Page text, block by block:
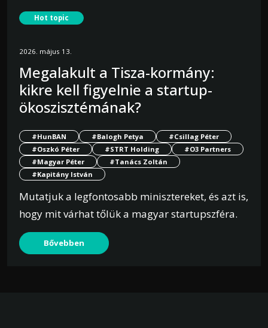
Hot topic
2026. május 13.
Megalakult a Tisza-kormány:
kikre kell figyelnie a startup-
ökoszisztémának?
#HunBAN #Balogh Petya
#Csillag Péter
#Oszkó Péter
#STRT Holding
#O3 Partners
#Magyar Péter
#Tanács Zoltán
#Kapitány István
Mutatjuk a legfontosabb minisztereket, és azt is,
hogy mit várhat tőlük a magyar startupszféra.
Bővebben